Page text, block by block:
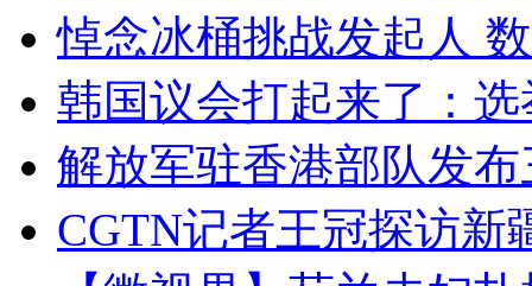
悼念冰桶挑战发起人
韩国议会打起来了：
解放军驻香港部队发
CGTN记者王冠探访新